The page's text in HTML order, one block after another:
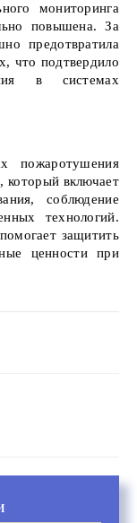
мониторинга
повышена. За
предотвратила
что подтвердило
в системах
пожаротушения
включает
соблюдение
технологий.
защитить
ценности при